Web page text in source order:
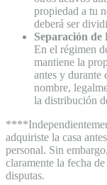
propiedad a tu
deberá ser
Separación de
En el régimen
mantiene la
antes y durante
nombre,
la distribución
adquiriste la casa
personal. Sin
claramente la fecha
disputas.